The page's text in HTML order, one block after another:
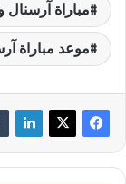
مباراة
موعد مباراة